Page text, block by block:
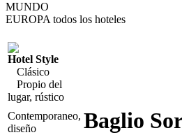
MUNDO
EUROPA todos los hoteles
Hotel Style
Clásico
Propio del
lugar, rústico
Contemporaneo,
diseño
Baglio